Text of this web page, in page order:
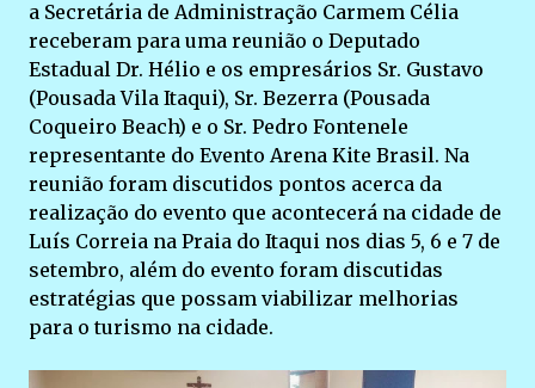
a Secretária de Administração Carmem Célia
receberam para uma reunião o Deputado
Estadual Dr. Hélio e os empresários Sr. Gustavo
(Pousada Vila Itaqui), Sr. Bezerra (Pousada
Coqueiro Beach) e o Sr. Pedro Fontenele
representante do Evento Arena Kite Brasil. Na
reunião foram discutidos pontos acerca da
realização do evento que acontecerá na cidade de
Luís Correia na Praia do Itaqui nos dias 5, 6 e 7 de
setembro, além do evento foram discutidas
estratégias que possam viabilizar melhorias
para o turismo na cidade.